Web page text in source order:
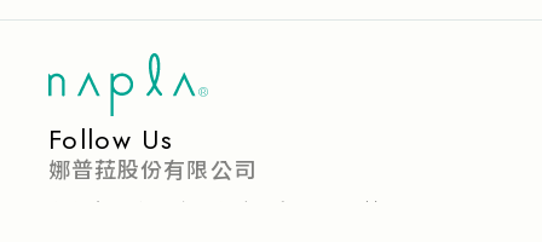
Follow Us
娜普菈股份有限公司
台北市中山區建國北路一段126號6樓